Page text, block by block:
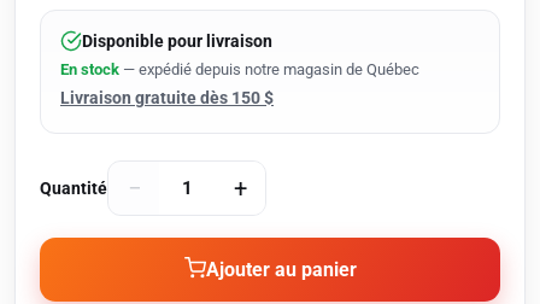
Disponible pour livraison
En stock — expédié depuis notre magasin de Québec
Livraison gratuite dès 150 $
Quantité − +
Ajouter au panier